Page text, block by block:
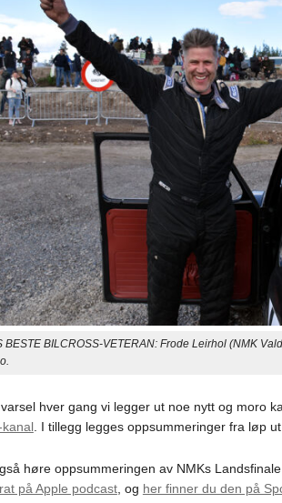
BESTE BILCROSS-VETERAN: Frode Leirhol (NMK
hver gang vi legger ut noe nytt og moro
kanal. I tillegg legges oppsummeringer fra løp
høre oppsummeringen av NMKs
på Apple podcast, og her finner du den på